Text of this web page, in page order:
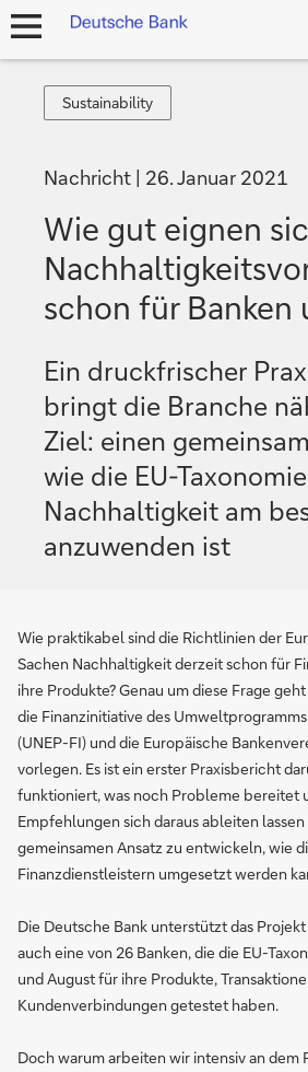
Navigation
Sustainability
Sustainability
Nachricht 26. Januar 2021
Wie gut eignen
schon für Banken
Ein druckfrischer
bringt die Branche
Ziel: einen
wie die EU-
Nachhaltigkeit am
anzuwenden ist
Wie praktikabel sind die Richtlinien der
Sachen Nachhaltigkeit derzeit schon für
ihre Produkte? Genau um diese Frage
die Finanzinitiative des
(UNEP-FI) und die Europäische
vorlegen. Es ist ein erster Praxisbericht
funktioniert, was noch Probleme bereitet
Empfehlungen sich daraus ableiten
gemeinsamen Ansatz zu entwickeln, wie
Finanzdienstleistern umgesetzt werden
Die Deutsche Bank unterstützt das
auch eine von 26 Banken, die die EU-
und August für ihre Produkte,
Kundenverbindungen getestet haben.
Doch warum arbeiten wir intensiv an dem